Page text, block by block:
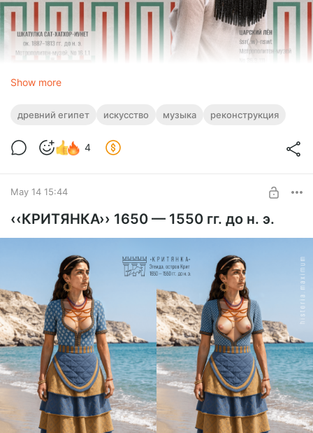
Show more
древний египет искусство музыка реконструкция
4
May 14 15:44
‹‹КРИТЯНКА›› 1650 — 1550 гг. до н. э.